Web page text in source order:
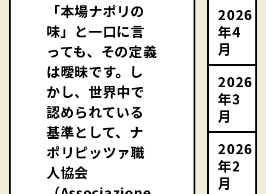
「本場ナポリの
味」と一口に言
っても、その定義
は曖昧です。し
かし、世界中で
認められている
基準として、ナ
ポリピッツァ職
人協会
2026
年4
月
2026
年3
月
2026
年2
月